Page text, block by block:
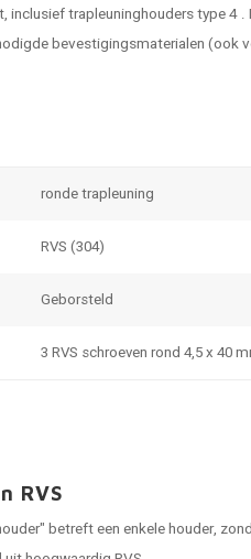
inclusief trapleuninghouders type 4
bevestigingsmaterialen (ook
ronde trapleuning
RVS (304)
Geborsteld
3 RVS schroeven rond 4,5 x 40
RVS
betreft een enkele houder,